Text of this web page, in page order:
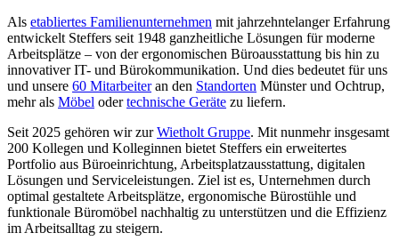
Als etabliertes Familienunternehmen mit jahrzehntelanger Erfahrung
entwickelt Steffers seit 1948 ganzheitliche Lösungen für moderne
Arbeitsplätze – von der ergonomischen Büroausstattung bis hin zu
innovativer IT- und Bürokommunikation. Und dies bedeutet für uns
und unsere 60 Mitarbeiteran den Standorten Münster und Ochtrup,
mehr als Möbel odertechnische Geräte zu liefern.
Seit 2025 gehören wir zurWietholt Gruppe. Mit nunmehr insgesamt
200 Kollegen und Kolleginnen bietet Steffers ein erweitertes
Portfolio aus Büroeinrichtung, Arbeitsplatzausstattung, digitalen
Lösungen und Serviceleistungen. Ziel ist es, Unternehmen durch
optimal gestaltete Arbeitsplätze, ergonomische Bürostühle und
funktionale Büromöbel nachhaltig zu unterstützen und die Effizienz
im Arbeitsalltag zu steigern.